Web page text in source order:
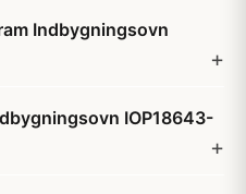
Indbygningsovn
IOP18643-